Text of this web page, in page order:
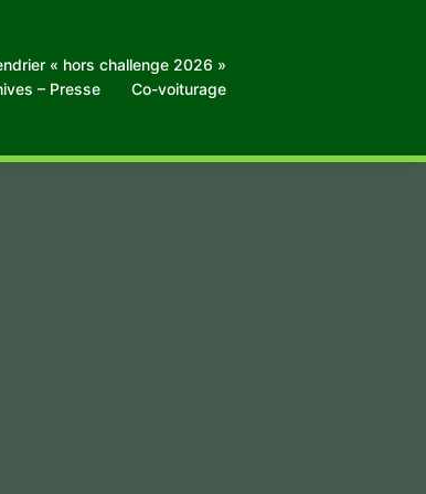
« hors challenge 2026 »
– Presse Co-voiturage